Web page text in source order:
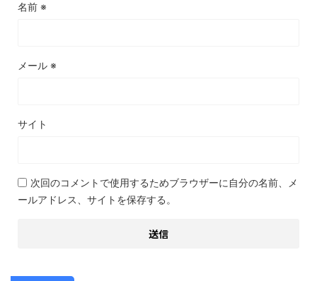
名前 ※
メール ※
サイト
次回のコメントで使用するためブラウザーに自分の名前、メ
ールアドレス、サイトを保存する。